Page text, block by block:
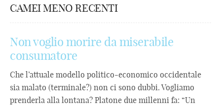
CAMEI MENO RECENTI
Non voglio morire da miserabile
consumatore
Che l’attuale modello politico-economico occidentale
sia malato (terminale?) non ci sono dubbi. Vogliamo
prenderla alla lontana? Platone due millenni fa: “Un